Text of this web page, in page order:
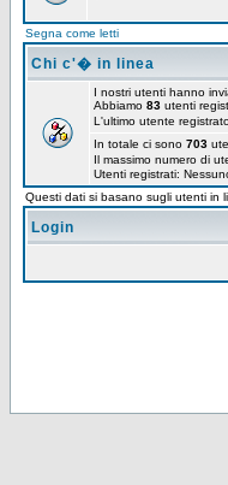
Segna come letti
Chi c'� in linea
I nostri utenti hanno
Abbiamo 83 utenti
L'ultimo utente
In totale ci sono 703
Il massimo numero di
Utenti registrati:
Questi dati si basano sugli utenti in
Login